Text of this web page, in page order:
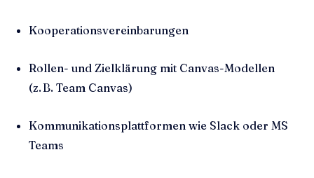
Kooperationsvereinbarungen
Rollen- und Zielklärung mit Canvas-Modellen
(z. B. Team Canvas)
Kommunikationsplattformen wie Slack oder MS
Teams